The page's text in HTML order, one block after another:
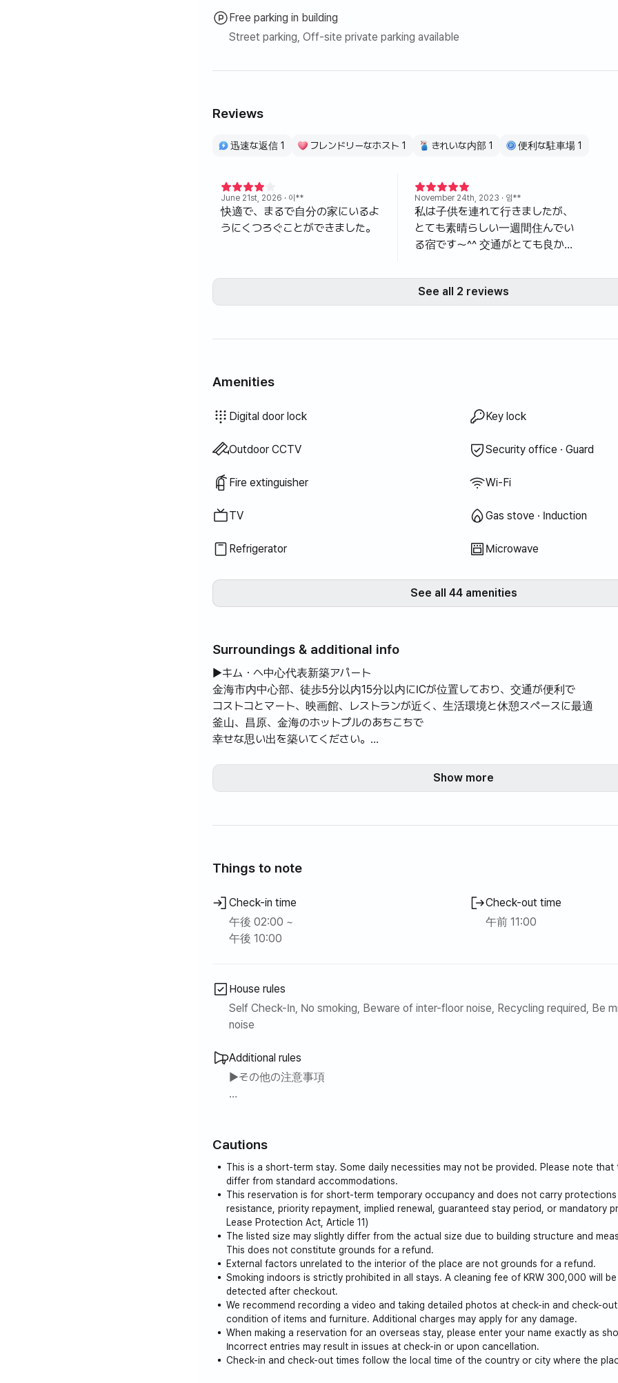
◇◇◇◇◇◇◇◇◇◇●●●●●●♡♡♡♡♡
ㅇ準備期間は1日必要
金海市内中心、徒歩5分以内 15分以内にICが位置しており、交通が便利でコストコ
釜山、昌原、金海のホットプルの至る所で幸せな思い出を築いてください。
アパートの関係で、階段騒音や夜間騒音への苦情が発生する可能性があります。
過度の飲酒と騒音は控えてください。
屋内で絶対禁煙です。 🚭
Free parking in building
Street parking, Off-site private parking available
Reviews
迅速な返信 1 フレンドリーなホスト 1 きれいな内部 1 便利な駐車場 1
June 21st, 2026 · 이**
快適で、まるで自分の家にいるよ
うにくつろぐことができました。
November 24th, 2023 · 임**
私は子供を連れて行きましたが、
とても素晴らしい一週間住んでい
る宿です〜^^ 交通がとても良かっ
ーターパーク釜山名地スターフィ
ールド多大浦昌原鎮海が私のア
我が家のようにすべてが備えられ
すべての家具家電ベッドソファキ
ッチンエグゼクティブは新製品
で、ホテルやレジデンスより快適
で手頃な価格も良かったです。
私の家のようにホストの細心の配
慮があちこちに埋められます 私の
家のように快適に楽しい時間を過
ごしました〜 釜山の金海に宿舎
を持って行く予定であればまた滞
在したいです。 周りに強烈で
See all 2 reviews
Amenities
Digital door lock Key lock
Outdoor CCTV Security office · Guard
Fire extinguisher Wi-Fi
TV Gas stove · Induction
Refrigerator Microwave
Washing machine
Bedding provided
Extra bedding available
Air conditioner
Boiler (city gas)
Dining table & chairs
Wardrobe
Sofa
Desk
Unavailable:
Dryer
Unavailable:
Shared gas stove · Induction
Unavailable:
Shared refrigerator
Unavailable:
Shared microwave
Unavailable:
Shared washing machine
Unavailable:
Shared dryer
Bathtub
Bidet
Hair dryer
Topper · Foldable mattress
Blinds
Blackout curtains
Broom
Fabric softener
Trash bags
Vacuum cleaner
Electric kettle
Rice cooker
Cooking tools (board, knife, scissors, etc.)
Pots & pans
Basic tableware (bowls, cups, etc.)
Elevator
Free fitness center
Clothing rack
Floor dining table
Sofa bed
Fan
Electric boiler
Wired internet
Drying rack
Iron
Unavailable: Filtered showerhead
Unavailable: Body wash
Unavailable: Shampoo · Conditioner
Unavailable: Soap
Unavailable: Toilet paper
Unavailable: Toothbrush
Unavailable: Toothpaste
Unavailable: Towels
Unavailable: Laundry detergent
Unavailable: Dish soap
Unavailable: Food waste bags
Unavailable: Dish cloth
Unavailable: Scrub sponge
Unavailable: Outdoor BBQ
Unavailable: Swimming pool
Unavailable: Free shared sauna
Unavailable: Spa · Whirlpool
Unavailable: Jacuzzi · Hinoki bath
Unavailable: Terrace
Unavailable: Kerosene heating
Unavailable: LPG gas
Unavailable: Renewable energy
Unavailable: Projector
Unavailable: Washer-dryer combo
See all 44 amenities
Surroundings & additional info
▶キム・ヘ中心代表新築アパート
金海市内中心部、徒歩5分以内15分以内にICが位置しており、交通が便利で
コストコとマート、映画館、レストランが近く、生活環境と休憩スペースに最適
釜山、昌原、金海のホットプルのあちこちで
幸せな思い出を築いてください。
#31坪 初入居新築独債アパートの感性宿舎です。 【単独使用、全集気類新製品】
ホテルの快適さと私の家族、恋人、知人と快適な新築入居アパート 今日の家の感
気/ガス兼用）、冷蔵庫、洗濯機、乾燥台、電気炊飯器、電気ポート、鍋＆フライパ
ザー、調理器具、電子レンジ、オーブン、折りたたみ式マットレス3個追加）、ドレ
ブラインド、クリーナー、引き出しなどオプション提供
境を提供します。
●●●●●●●●●●□□□□□□□□□□□□□□
必要消耗品は個人的にご用意お願い致します。
また、クイーンベッド1台、ソファ1台、折りたたみ式マットレス3本ですので、人員
◇◇◇◇◇◇◇◇◇◇●●●●●●♡♡♡♡♡
ㅇ準備期間は1日必要
ㅇ最低7日以上3,4ヶ月利用可能
▶交通
金海市内中心、徒歩5分以内 15分以内にICが位置しており、交通が便利でコストコ
堂が近く、生活環境と休憩空間に最適
釜山、昌原、金海のホットプルの至る所で幸せな思い出を築いてください。
▶その他の注意事項
アパートの関係で、階段騒音や夜間騒音への苦情が発生する可能性があります。
過度の飲酒と騒音は控えてください。
屋内で絶対禁煙です。 🚭
Show more
Things to note
Check-in time
午後 02:00 ~
午後 10:00
Check-out time
午前 11:00
House rules
Self Check-In, No smoking, Beware of inter-floor noise, Recycling required, Be
noise
Additional rules
▶その他の注意事項
屋内で絶対禁煙です。 🚭
ご予約の前にメッセージでお問い合わせのうえご利用いただけます
Cautions
This is a short-term stay. Some daily necessities may not be provided. Please note that
differ from standard accommodations.
This reservation is for short-term temporary occupancy and does not carry
resistance, priority repayment, implied renewal, guaranteed stay period, or mandatory
Lease Protection Act, Article 11)
The listed size may slightly differ from the actual size due to building structure and
This does not constitute grounds for a refund.
External factors unrelated to the interior of the place are not grounds for a refund.
Smoking indoors is strictly prohibited in all stays. A cleaning fee of KRW 300,000 will
detected after checkout.
We recommend recording a video and taking detailed photos at check-in and check-
condition of items and furniture. Additional charges may apply for any damage.
When making a reservation for an overseas stay, please enter your name exactly as
Incorrect entries may result in issues at check-in or upon cancellation.
Check-in and check-out times follow the local time of the country or city where the